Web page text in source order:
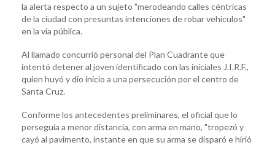
la alerta respecto a un sujeto "merodeando calles céntricas
de la ciudad con presuntas intenciones de robar vehículos"
en la vía pública.
Al llamado concurrió personal del Plan Cuadrante que
intentó detener al joven identificado con las iniciales J.I.R.F.,
quien huyó y dio inicio a una persecución por el centro de
Santa Cruz.
Conforme los antecedentes preliminares, el oficial que lo
perseguía a menor distancia, con arma en mano, "tropezó y
cayó al pavimento, instante en que su arma se disparó e hirió